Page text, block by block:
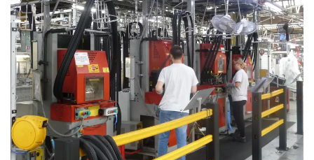
Poste de jointage alimenté par un convoyeur aérien
birail